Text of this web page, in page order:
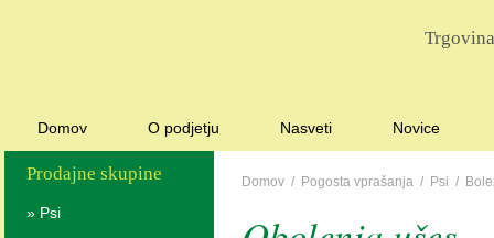
Domov O podjetju Nasveti Novice
Prodajne skupine
» Psi
Domov / Pogosta vprašanja / Psi /